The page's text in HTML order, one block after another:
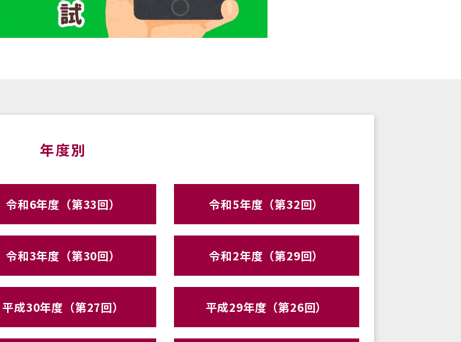
年度別
令和6年度（第33回） 令和5年度（第32回）
令和3年度（第30回） 令和2年度（第29回）
平成30年度（第27回） 平成29年度（第26回）